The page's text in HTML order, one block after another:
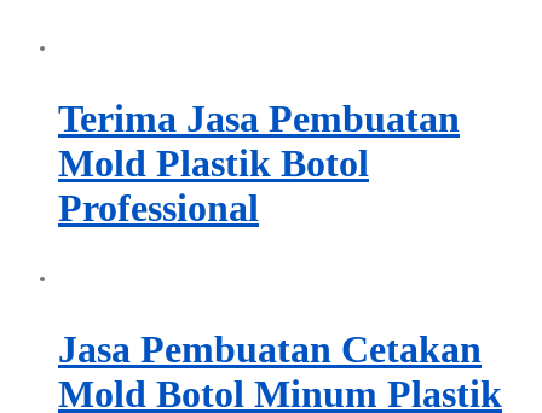
Terima Jasa Pembuatan
Mold Plastik Botol
Professional
Jasa Pembuatan Cetakan
Mold Botol Minum Plastik